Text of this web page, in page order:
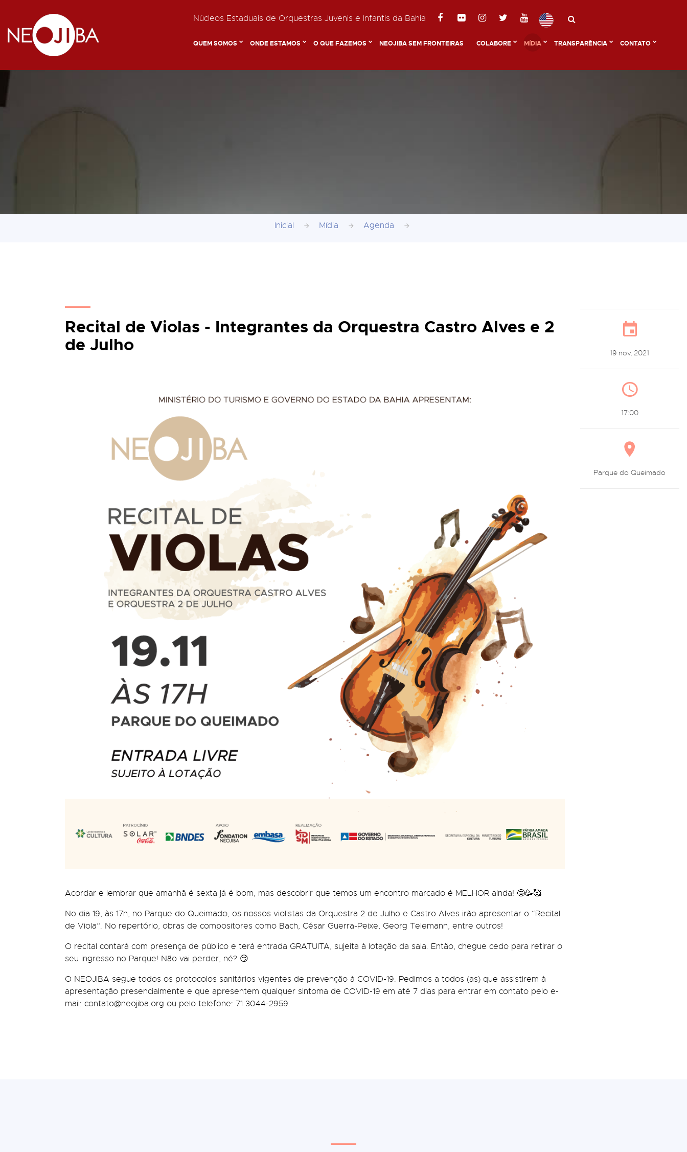
Núcleos Estaduais de Orquestras Juvenis e Infantis da Bahia
QUEM SOMOS ONDE ESTAMOS O QUE FAZEMOS NEOJIBA SEM FRONTEIRAS COLABORE MÍDIA TRANSPARÊNCIA CONTATO
Inicial Mídia Agenda
Recital de Violas - Integrantes da Orquestra Castro Alves e 2
de Julho
Acordar e lembrar que amanhã é sexta já é bom, mas descobrir que temos um encontro marcado é MELHOR ainda! 🤩🥳🥰
No dia 19, às 17h, no Parque do Queimado, os nossos violistas da Orquestra 2 de Julho e Castro Alves irão apresentar o “Recital
de Viola”. No repertório, obras de compositores como Bach, César Guerra-Peixe, Georg Telemann, entre outros!
O recital contará com presença de público e terá entrada GRATUITA, sujeita à lotação da sala. Então, chegue cedo para retirar o
seu ingresso no Parque! Não vai perder, né? 😏
O NEOJIBA segue todos os protocolos sanitários vigentes de prevenção à COVID-19. Pedimos a todos (as) que assistirem à
apresentação presencialmente e que apresentem qualquer sintoma de COVID-19 em até 7 dias para entrar em contato pelo e-
mail: contato@neojiba.org ou pelo telefone: 71 3044-2959.
19 nov, 2021
17:00
Parque do Queimado